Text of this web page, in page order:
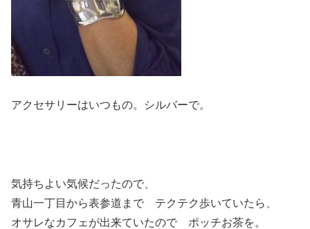
アクセサリーはいつもの。シルバーで。
気持ちよい気候だったので、
青山一丁目から表参道まで テクテク歩いていたら、
オサレなカフェが出来ていたので ポッチお茶を。